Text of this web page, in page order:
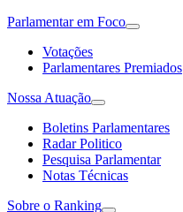
Parlamentar em Foco
Votações
Parlamentares Premiados
Nossa Atuação
Boletins Parlamentares
Radar Politico
Pesquisa Parlamentar
Notas Técnicas
Sobre o Ranking